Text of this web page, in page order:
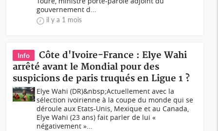
gouvernement d...
il y a 1 mois
Info
Côte d'Ivoire-France : Elye Wahi
arrêté avant le Mondial pour des
suspicions de paris truqués en Ligue 1 ?
Elye Wahi (DR)&nbsp;Actuellement avec la
sélection ivoirienne à la coupe du monde qui se
déroule aux Etats-Unis, Mexique et au Canada,
Elye Wahi (23 ans) fait parler de lui «
négativement »...